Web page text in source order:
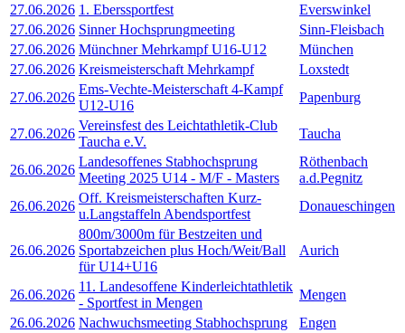
27.06.2026 1. Eberssportfest
Everswinkel
27.06.2026 Sinner Hochsprungmeeting
Sinn-Fleisbach
27.06.2026 Münchner Mehrkampf U16-U12
München
27.06.2026 Kreismeisterschaft Mehrkampf
Loxstedt
27.06.2026
Ems-Vechte-Meisterschaft 4-Kampf
U12-U16
Papenburg
27.06.2026
Vereinsfest des Leichtathletik-Club
Taucha e.V.
Taucha
26.06.2026
Landesoffenes Stabhochsprung
Meeting 2025 U14 - M/F - Masters
Röthenbach
a.d.Pegnitz
26.06.2026
Off. Kreismeisterschaften Kurz-
u.Langstaffeln Abendsportfest
Donaueschingen
26.06.2026
800m/3000m für Bestzeiten und
Sportabzeichen plus Hoch/Weit/Ball
für U14+U16
Aurich
26.06.2026
11. Landesoffene Kinderleichtathletik
- Sportfest in Mengen
Mengen
26.06.2026 Nachwuchsmeeting Stabhochsprung
Engen